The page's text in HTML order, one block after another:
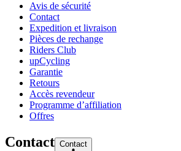
Avis de sécurité
Contact
Expedition et livraison
Pièces de rechange
Riders Club
upCycling
Garantie
Retours
Accès revendeur
Programme d’affiliation
Offres
Contact Contact